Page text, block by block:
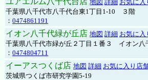
地図 詳細 お気に入
千葉県八千代市八千代台東1丁目1-10 ３階
： 0474861191
イオン八千代緑が丘店 地図 詳細 お気に入
千葉県八千代市緑が丘２丁目１番３ イオン八
： 0474804711
イーアスつくば店 地図 詳細 お気に入り店
茨城県つくば市研究学園5-19